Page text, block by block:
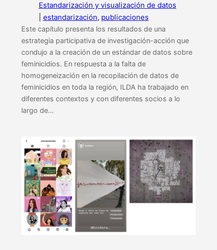
Estandarización y visualización de datos
estandarización, publicaciones
Este capítulo presenta los resultados de una
estrategia participativa de investigación-acción que
condujo a la creación de un estándar de datos sobre
feminicidios. En respuesta a la falta de
homogeneización en la recopilación de datos de
feminicidios en toda la región, ILDA ha trabajado en
diferentes contextos y con diferentes socios a lo
largo de…